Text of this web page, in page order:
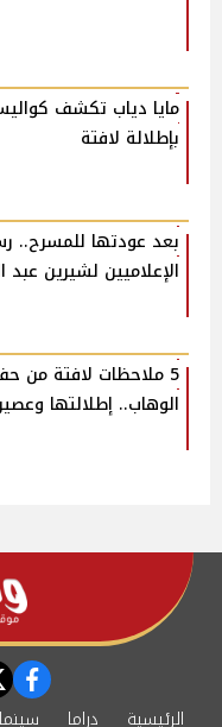
مايا دياب تكشف
بإطلالة لافتة
بعد عودتها للمسرح..
الإعلاميين لشيرين عبد
5 ملاحظات لافتة من
الوهاب.. إطلالتها
الرئيسية دراما سينما